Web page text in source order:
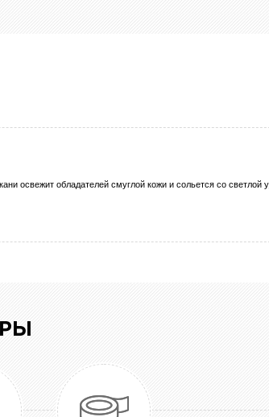
освежит обладателей смуглой кожи и сольется со светлой